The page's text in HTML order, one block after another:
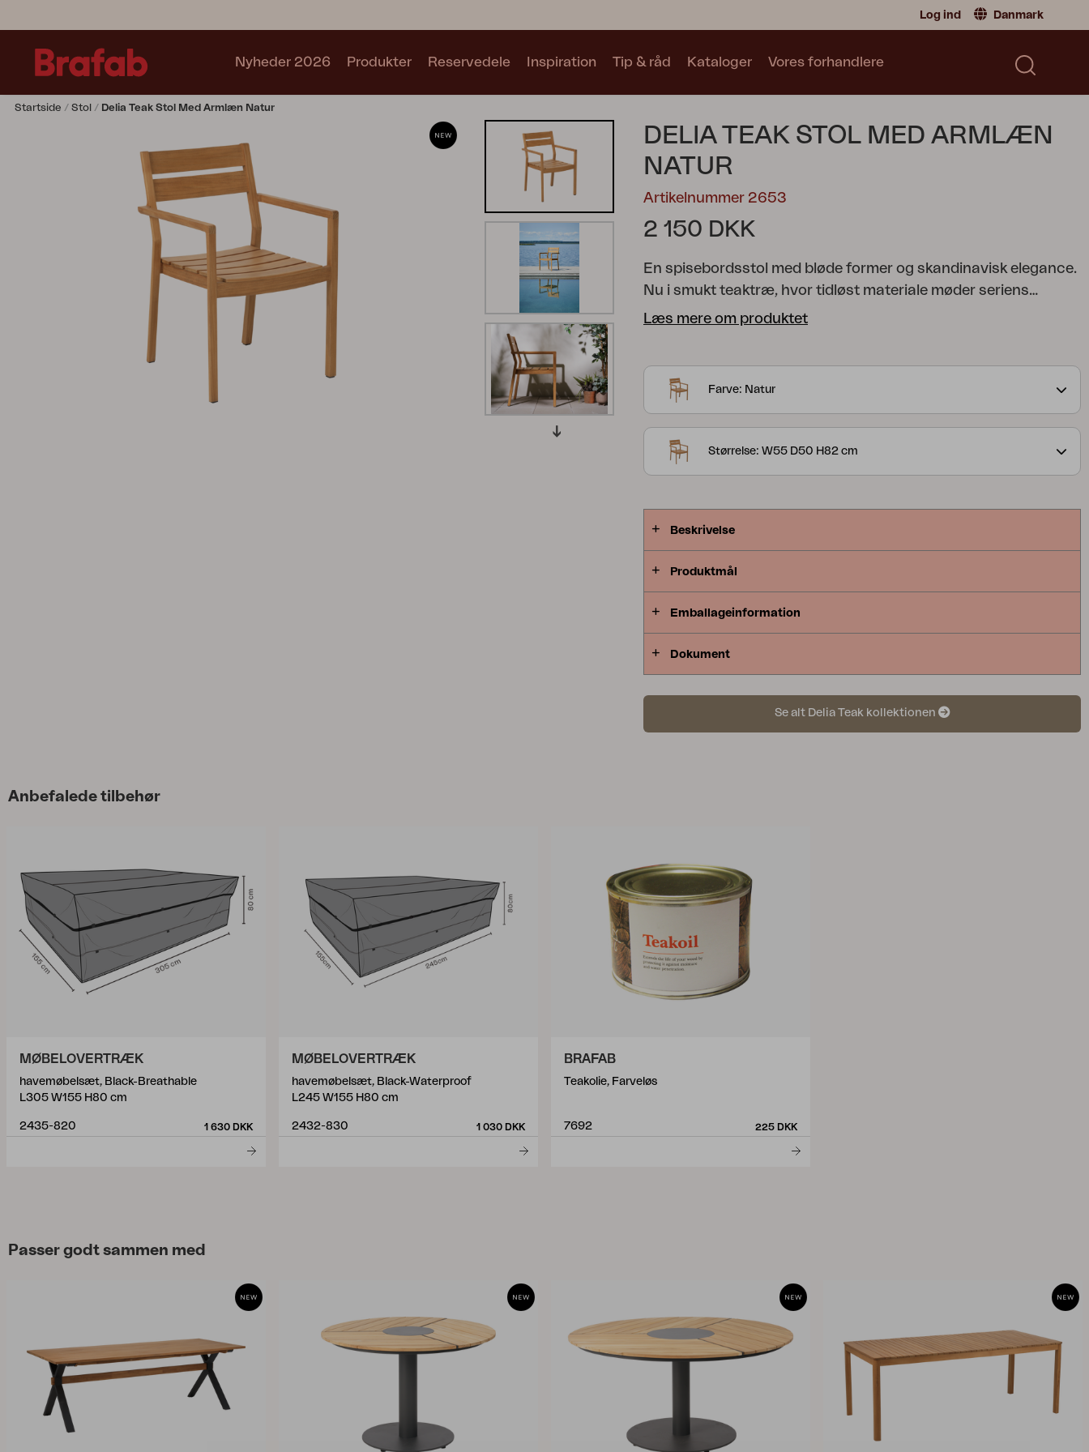
Log ind Danmark
Norge |Norway
Nyheder 2026 Produkter
Samlinger
Se alle samlinger
Blixt Trolly
Grower Greens
Lyra
Katalog
Reservedele Inspiration Tip & råd Kataloger Vores forhandlere
Startside Stol Delia Teak Stol Med Armlæn Natur
DELIA TEAK STOL MED ARMLÆN
NATUR
Artikelnummer 2653
2 150 DKK
En spisebordsstol med bløde former og skandinavisk elegance.
Nu i smukt teaktræ, hvor tidløst materiale møder seriens
signatursilhuet. De buede ribber i sæde og ryg følger kroppens
træ.
Læs mere om produktet
Farve: Natur
Størrelse: W55 D50 H82 cm
Beskrivelse
Produktmål
Emballageinformation
Dokument
Se alt Delia Teak kollektionen
Anbefalede tilbehør
MØBELOVERTRÆK
havemøbelsæt, Black-Breathable
L305 W155 H80 cm
2435-820 1 630 DKK
MØBELOVERTRÆK
havemøbelsæt, Black-Waterproof
L245 W155 H80 cm
2432-830 1 030 DKK
BRAFAB
Teakolie, Farveløs
7692 225 DKK
Passer godt sammen med